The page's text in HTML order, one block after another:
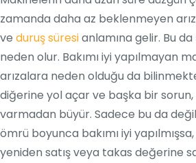
zamanda daha az beklenmeyen
ve duruş süresianlamına gelir. Bu
neden olur. Bakımı iyi yapılmayan
arızalara neden olduğu da
diğerine yol açar ve başka bir sorun,
varmadan büyür. Sadece bu da
ömrü boyunca bakımı iyi
yeniden satış veya takas değerine